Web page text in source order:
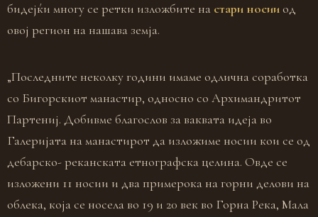
бидејќи многу се ретки изложбите на стари носииод
овој регион на нашава земја.
„Последните неколку години имаме одлична соработка
со Бигорскиот манастир, односно со Архимандритот
Партениј. Добивме благослов за ваквата идеја во
Галеријата на манастирот да изложиме носии кои се од
дебарско- реканската етнографска целина. Овде се
изложени 11 носии и два примерока на горни делови на
облека, која се носела во 19 и 20 век во Горна Река, Мала